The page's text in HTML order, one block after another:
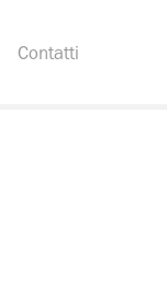
Contatti